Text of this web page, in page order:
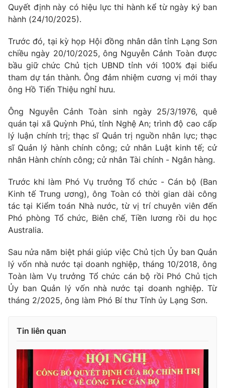
Chuyên mục khác
Emagazine
Photo Infographic
Video Shorts video
VTV Money VTV Thể thao
VTV Sức khoẻ Bất động sản
VTV4 Vươn mình bằng AI
VTV9
Liên hệ tòa soạn English
Theo dõi báo trên
Cơ quan chủ quản:Đài Truyền hình Việt Nam
Quyết định này có hiệu lực thi hành kể từ ngày ký ban
hành (24/10/2025).
Trước đó, tại kỳ họp Hội đồng nhân dân tỉnh Lạng Sơn
chiều ngày 20/10/2025, ông Nguyễn Cảnh Toàn được
bầu giữ chức Chủ tịch UBND tỉnh với 100% đại biểu
tham dự tán thành. Ông đảm nhiệm cương vị mới thay
ông Hồ Tiến Thiệu nghỉ hưu.
Ông Nguyễn Cảnh Toàn sinh ngày 25/3/1976, quê
quán tại xã Quỳnh Phú, tỉnh Nghệ An; trình độ cao cấp
lý luận chính trị; thạc sĩ Quản trị nguồn nhân lực; thạc
sĩ Quản lý hành chính công; cử nhân Luật kinh tế; cử
nhân Hành chính công; cử nhân Tài chính - Ngân hàng.
Trước khi làm Phó Vụ trưởng Tổ chức - Cán bộ (Ban
Kinh tế Trung ương), ông Toàn có thời gian dài công
tác tại Kiểm toán Nhà nước, từ vị trí chuyên viên đến
Phó phòng Tổ chức, Biên chế, Tiền lương rồi du học
Australia.
Sau nửa năm biệt phái giúp việc Chủ tịch Ủy ban Quản
lý vốn nhà nước tại doanh nghiệp, tháng 10/2018, ông
Toàn làm Vụ trưởng Tổ chức cán bộ rồi Phó Chủ tịch
Ủy ban Quản lý vốn nhà nước tại doanh nghiệp. Từ
tháng 2/2025, ông làm Phó Bí thư Tỉnh ủy Lạng Sơn.
Tin liên quan